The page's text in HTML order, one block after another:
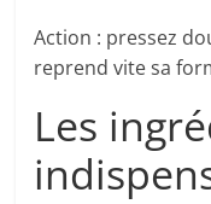
Action : pressez
reprend vite sa
Les